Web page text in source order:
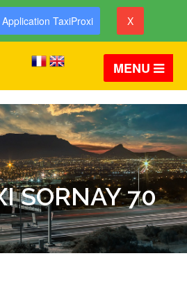
TaxiProxi X
MENU
SORNAY 70